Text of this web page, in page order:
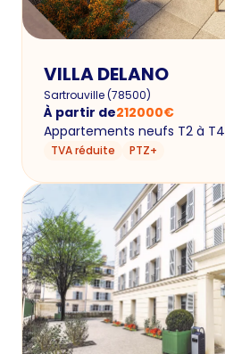
VILLA DELANO
Sartrouville(78500)
À partir de212000€
Appartements neufs T2 à T4
TVA réduite PTZ+